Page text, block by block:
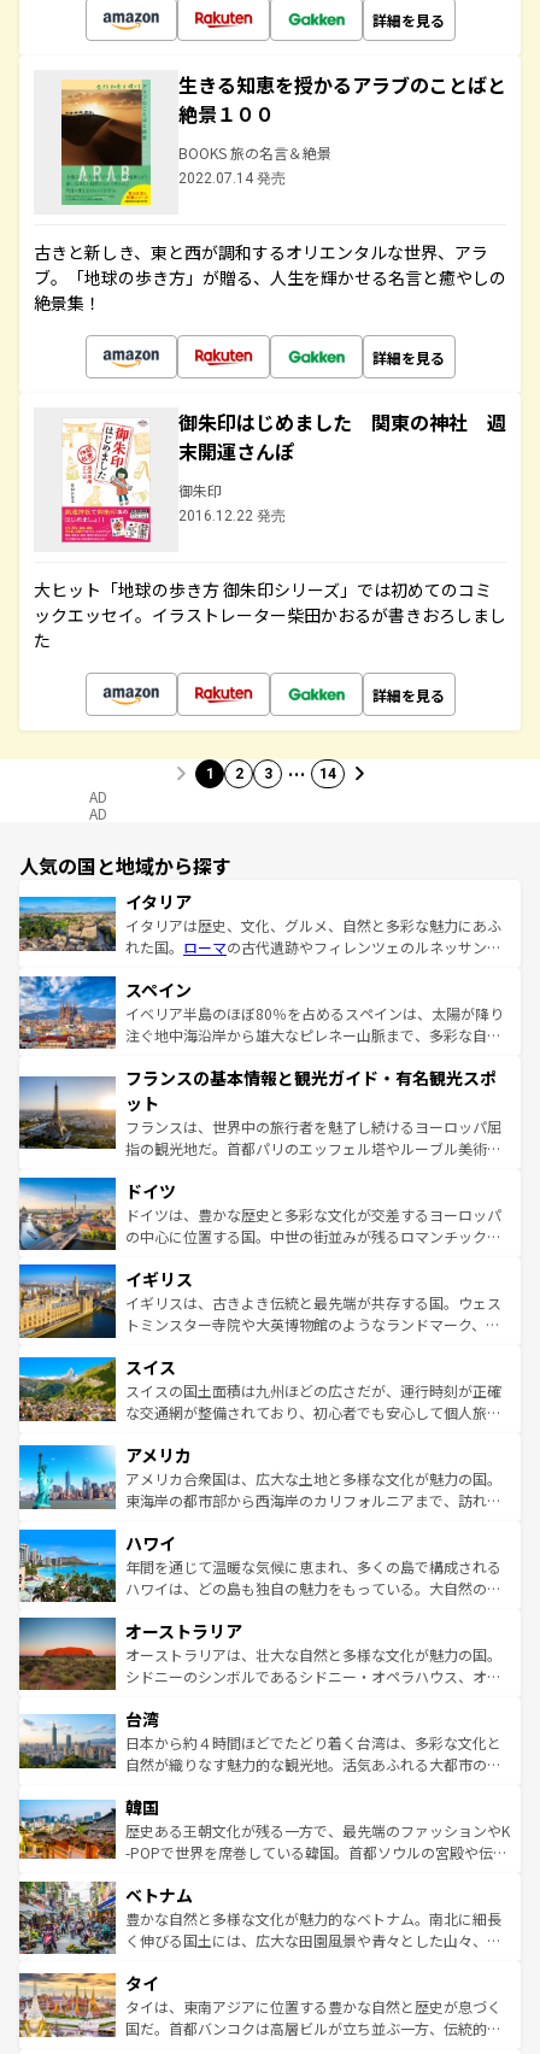
詳細を見る
生きる知恵を授かるアラブのことばと
絶景１００
BOOKS 旅の名言＆絶景
2022.07.14 発売
古きと新しき、東と西が調和するオリエンタルな世界、アラ
ブ。「地球の歩き方」が贈る、人生を輝かせる名言と癒やしの
絶景集！
詳細を見る
御朱印はじめました 関東の神社 週
末開運さんぽ
御朱印
2016.12.22 発売
大ヒット「地球の歩き方 御朱印シリーズ」では初めてのコミ
ックエッセイ。イラストレーター柴田かおるが書きおろしまし
た
詳細を見る
1 2 3 … 14
AD
AD
人気の国と地域から探す
イタリア
イタリアは歴史、文化、グルメ、自然と多彩な魅力にあふ
れた国。 ローマの古代遺跡やフィレンツェのルネッサンス
ろん、トスカーナの美しい田園風景やアマルフィ海岸の絶
景など、自然景観も見逃せない。観光の合間には、本場の
ピザやパスタなど、絶品のイタリア料理を堪能することも
ませてくれるイタリアで、忘れられない旅をしてみよう！
なお、新着のイタリア情報は
しい。
スペイン
イベリア半島のほぼ80％を占めるスペインは、太陽が降り
注ぐ地中海沿岸から雄大なピレネー山脈まで、多彩な自然
文化が根付くこの国では、情熱的なフラメンコ、熱気あふ
れる闘牛、そして美味しいタパスが生活の一部となってい
る。首都マドリードの洗練された雰囲気や、バルセロナの
アートに溢れた街角から、地方では古代ローマ遺跡や中世
せる。地方によって風土や気候が異なるスペインはその個
性で訪れる人を魅了する。 なお、新着のスペイン情報は コ
ンテンツ一覧を参照してほしい。
フランスの基本情報と観光ガイド・有名観光スポ
ット
フランスは、世界中の旅行者を魅了し続けるヨーロッパ屈
指の観光地だ。首都パリのエッフェル塔やルーブル美術館
で、幅広い魅力が詰まっている。華麗な宮殿、歴史的な大
聖堂、美しいビーチ、そして豊かな自然が、訪れる者を心
から魅了する。また、フランスは美食の国としても知ら
いる。シャンパンの発祥地であるランス、プロヴァンスの
香り高いラベンダー畑など、多彩な楽しみ方が可能だ。さ
らに、パリ以外の地域にも魅力が溢れており、どの街角に
れる地方に足を運ぶとそれぞれで全く異なる文化を体験で
きるだろう。 なお、新着のフランス情報はコンテンツ一覧
を参照してほしい。
ドイツ
ドイツは、豊かな歴史と多彩な文化が交差するヨーロッパ
の中心に位置する国。中世の街並みが残るロマンチック街
顔を持つこの国は、どこを歩いても飽きることがない。ベ
ルリンの文化的活気、バイエルン州のアルプスの絶景、そ
してライン川沿いのワイン畑といった風景は必見。ビール
は、お酒好きな人にはぜひ体験してほしい。 なお、新着の
ドイツ情報はコンテンツ一覧を参照してほしい。
イギリス
イギリスは、古きよき伝統と最先端が共存する国。ウェス
トミンスター寺院や大英博物館のようなランドマーク、歴
リアごとに異なる魅力がある。また、優雅なアフタヌーン
ティー、ビール好きにはたまらない英国パブ、サッカー観
戦など、本場だからこそできる体験も豊富。イギリスを旅
ンツ一覧を参照してほしい。
スイス
スイスの国土面積は九州ほどの広さだが、運行時刻が正確
な交通網が整備されており、初心者でも安心して個人旅行
の建物がそのまま残る町や、スイスならではのユニークな
博物館もあり、アルプス観光だけでなく町歩きも満喫する
ことができる。国民の所得が高いため物価も高いが、旅行
ば市内交通費無料で観光を楽しむこともできる。 なお、新
着のスイス情報はコンテンツ一覧 を参照してほしい。
アメリカ
アメリカ合衆国は、広大な土地と多様な文化が魅力の国。
東海岸の都市部から西海岸のカリフォルニアまで、訪れる
のような巨大都市は、観光、ショッピング、エンターテイ
ンメントが詰まった刺激的なスポットだ。一方、アメリカ
西部には大自然が広がり、グランドキャニオンやイエロー
部のニューオーリンズでは、音楽と美食が融合した独特の
文化が魅力。旅行者はアメリカの各地域で異なる魅力を楽
しみながら、その多様性と豊かな歴史を感じることができ
ならではの贅沢な旅のスタイルだ。 なお、新着のアメリカ
情報はコンテンツ一覧を参照してほしい。
ハワイ
年間を通じて温暖な気候に恵まれ、多くの島で構成される
ハワイは、どの島も独自の魅力をもっている。大自然の神
ワイ島は見逃せない。また、定番の観光地といえばオアフ
島だが、静かな自然を求めるならマウイ島やカウアイ島が
おすすめ。エメラルドグリーンに輝く海をはじめ、豊かな
れるおもてなしの心で訪れる人々を迎えてくれるハワイの
人々、おいしいローカルフードやハワイアンミュージッ
ク、伝統的なフラダンスなど、すべてがハワイの魅力を彩
ワイを、存分に味わってほしい。 なお、新着のハワイ情報
はコンテンツ一覧を参照してほしい。
オーストラリア
オーストラリアは、壮大な自然と多様な文化が魅力の国。
シドニーのシンボルであるシドニー・オペラハウス、オー
リアリーフや大陸中央部にそびえるウルル（エアーズロッ
ク）、タスマニアの美しい原生林やケアンズの熱帯雨林な
ど、見どころがたくさん。また、カフェやワイン、オージ
いる。アクティビティも充実しており、サーフィンやダイ
ビング、ハイキングなど、アウトドア好きにはたまらな
い。オーストラリアの多彩な魅力を存分に味わいつくそ
参照してほしい。
台湾
日本から約４時間ほどでたどり着く台湾は、多彩な文化と
自然が織りなす魅力的な観光地。活気あふれる大都市の台
ン）、静ひつな山岳地帯である台湾東部など、都市の喧騒
と山間の静けさが共存しており、訪れる人に新しい発見と
驚きをもたらしてくれる。また、奥深い台湾の食文化も魅
容にもいいと評判のスイーツなど、バラエティ豊かな料理
が味わえる。 なお、新着の台湾情報は コンテンツ一覧を参
照してほしい。
韓国
歴史ある王朝文化が残る一方で、最先端のファッションやK
-POPで世界を席巻している韓国。首都ソウルの宮殿や伝統
き、地方に足を延ばせば四季折々の自然美を楽しむことが
できる。そして、キムチや焼肉、絶品のストリートフード
まで、さまざまな韓国料理が待っている。夜には、韓国な
リティに包まれながら、韓国の多彩な魅力を心ゆくまで味
わってみてほしい。 なお、新着の韓国情報はコンテンツ一
覧を参照してほしい。
ベトナム
豊かな自然と多様な文化が魅力的なベトナム。南北に細長
く伸びる国土には、広大な田園風景や青々とした山々、世
急速な発展と共に伝統が息づく。ハノイの古い町並みやホ
ーチミン市のフランス統治時代の建物も、独特の雰囲気を
醸し出している。また、バラエティの豊かさとおいしさで
タイ
タイは、東南アジアに位置する豊かな自然と歴史が息づく
国だ。首都バンコクは高層ビルが立ち並ぶ一方、伝統的な